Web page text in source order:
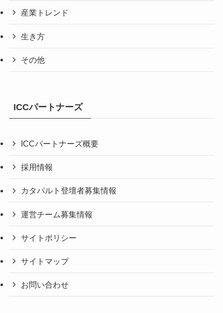
産業トレンド
生き方
その他
ICCパートナーズ
ICCパートナーズ概要
採用情報
カタパルト登壇者募集情報
運営チーム募集情報
サイトポリシー
サイトマップ
お問い合わせ